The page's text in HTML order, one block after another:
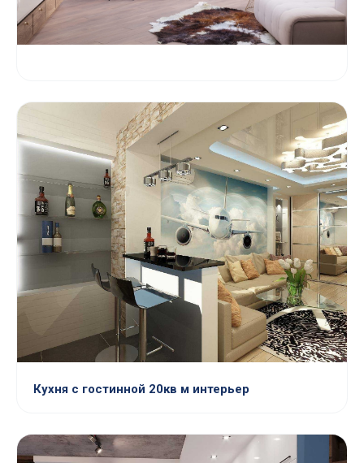
Кухня с гостинной 20кв м интерьер